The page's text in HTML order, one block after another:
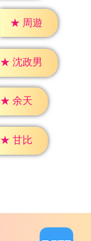
★ 周遊
★ 沈政男
★ 余天
★ 甘比